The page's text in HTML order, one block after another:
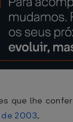
que lhe
de 2003,